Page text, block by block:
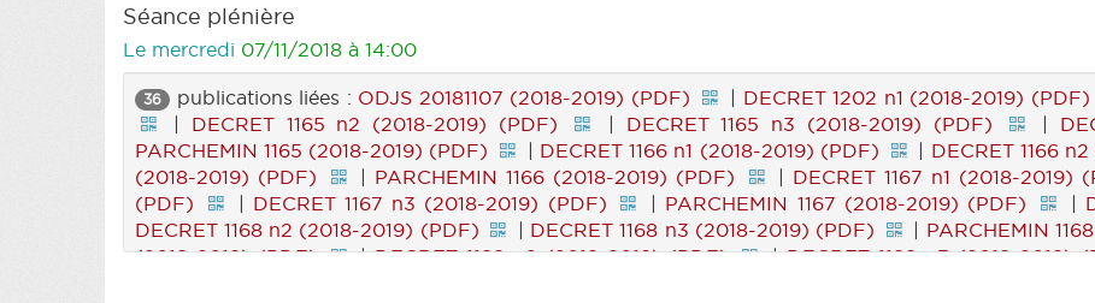
Séance plénière
Le mercredi 07/11/2018 à 14:00
36 publications liées : ODJS 20181107 (2018-2019) (PDF) | DECRET 1202 n1 (2018-2019) (PDF)
| DECRET 1165 n2 (2018-2019) (PDF) | DECRET 1165 n3 (2018-2019) (PDF) |
PARCHEMIN 1165 (2018-2019) (PDF)
| DECRET 1166 n1 (2018-2019) (PDF) | DECRET 1166
(2018-2019) (PDF)
| PARCHEMIN 1166 (2018-2019) (PDF) | DECRET 1167 n1 (2018-2019)
(PDF)
| DECRET 1167 n3 (2018-2019) (PDF) | PARCHEMIN 1167 (2018-2019) (PDF) |
DECRET 1168 n2 (2018-2019) (PDF)
| DECRET 1168 n3 (2018-2019) (PDF) | PARCHEMIN
(2018-2019) (PDF)
|DECRET 1188 n2 (2018-2019) (PDF) |DECRET 1188 n3 (2018-2019)